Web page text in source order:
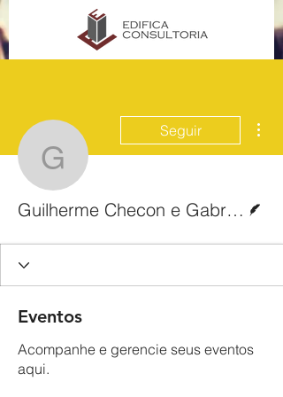
Guilherme
Seguir
Guilherme Checon e Gabriel Meireles
Eventos
Acompanhe e gerencie seus eventos
aqui.